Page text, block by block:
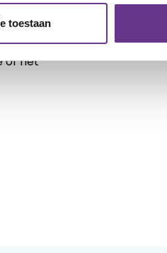
toestaan
klopt, zorg
hand is.
of het